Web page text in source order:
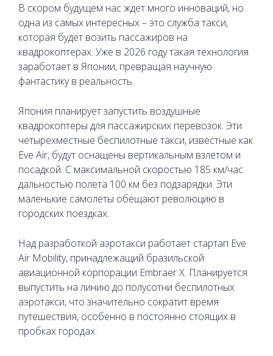
В скором будущем нас ждет много инноваций, но
одна из самых интересных – это служба такси,
которая будет возить пассажиров на
квадрокоптерах. Уже в 2026 году такая технология
заработает в Японии, превращая научную
фантастику в реальность.
Япония планирует запустить воздушные
квадрокоптеры для пассажирских перевозок. Эти
четырехместные беспилотные такси, известные как
Eve Air, будут оснащены вертикальным взлетом и
посадкой. С максимальной скоростью 185 км/час
дальностью полета 100 км без подзарядки. Эти
маленькие самолеты обещают революцию в
городских поездках.
Над разработкой аэротакси работает стартап Eve
Air Mobility, принадлежащий бразильской
авиационной корпорации Embraer X. Планируется
выпустить на линию до полусотни беспилотных
аэротакси, что значительно сократит время
путешествия, особенно в постоянно стоящих в
пробках городах.